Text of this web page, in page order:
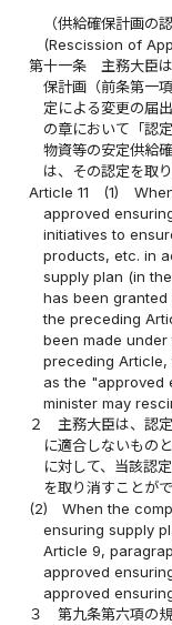
（供給確保計画の
(Rescission of
第十一条
主務大臣
保計画（前条第一
定による変更の届
の章において「認
物資等の安定供給
は、その認定を取
Article 11
(1)
approved
initiatives to
products, etc. in
supply plan (in
has been
the preceding
been made
preceding
as the "approved
minister may
２
主務大臣は、認
に適合しないもの
に対して、当該認
を取り消すことがで
(2)
When the
ensuring supply
Article 9,
approved
approved
３
第九条第六項の